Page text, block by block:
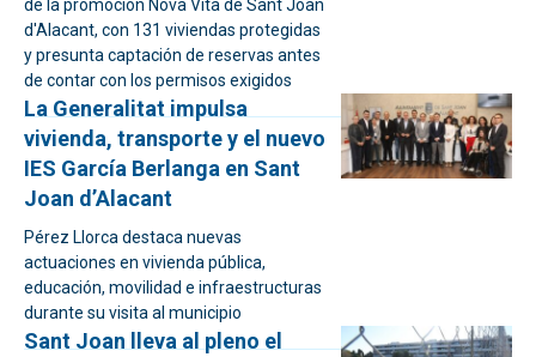
de la promoción Nova Vita de Sant Joan
d'Alacant, con 131 viviendas protegidas
y presunta captación de reservas antes
de contar con los permisos exigidos
La Generalitat impulsa
vivienda, transporte y el nuevo
IES García Berlanga en Sant
Joan d’Alacant
Pérez Llorca destaca nuevas
actuaciones en vivienda pública,
educación, movilidad e infraestructuras
durante su visita al municipio
Sant Joan lleva al pleno el